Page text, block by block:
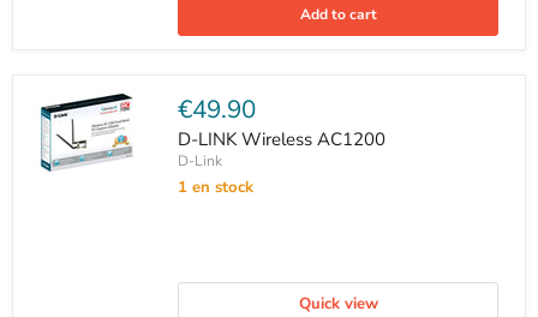
Add to cart
Current
price
€49.90
D-LINK Wireless AC1200
D-Link
1 en stock
Quick view